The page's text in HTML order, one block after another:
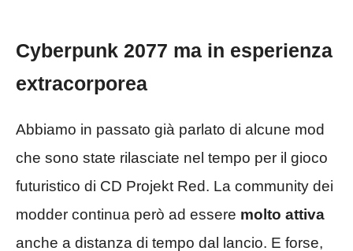
Cyberpunk 2077 ma in esperienza
extracorporea
Abbiamo in passato già parlato di alcune mod
che sono state rilasciate nel tempo per il gioco
futuristico di CD Projekt Red. La community dei
modder continua però ad essere molto attiva
anche a distanza di tempo dal lancio. E forse,